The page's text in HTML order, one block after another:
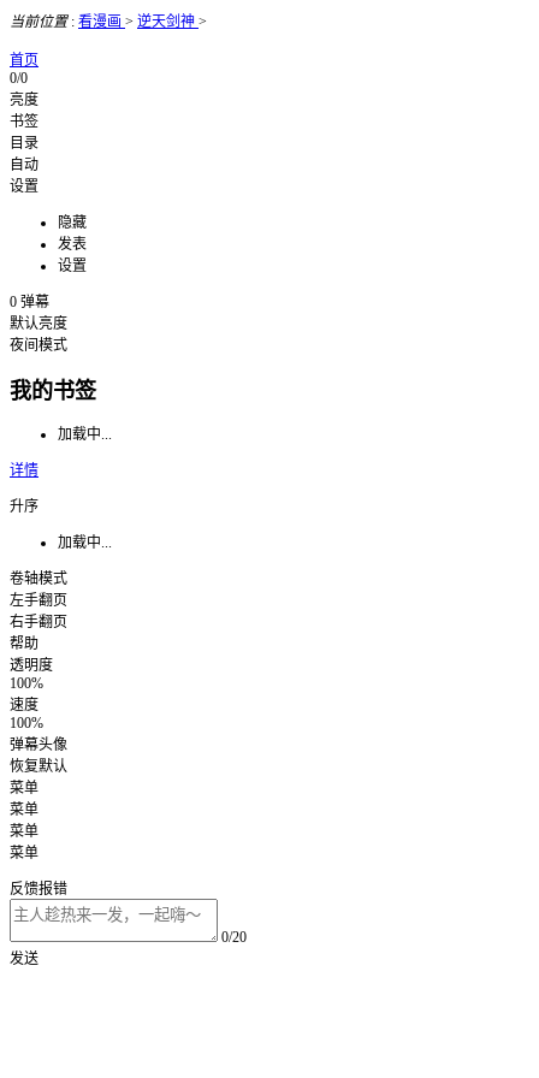
当前位置: 看漫画 > 逆天剑神 >
首页
0/0
亮度
书签
目录
自动
设置
隐藏
发表
设置
0 弹幕
默认亮度
夜间模式
我的书签
加载中...
详情
升序
加载中...
卷轴模式
左手翻页
右手翻页
帮助
透明度
100%
速度
100%
弹幕头像
恢复默认
菜单
菜单
菜单
菜单
反馈报错
0/20
发送